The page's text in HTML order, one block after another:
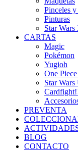
Pinceles
Pinturas
Star
CARTAS
Magic
Pokémon
Yugioh
One
Star
PREVENTA
BLOG
CONTACTO